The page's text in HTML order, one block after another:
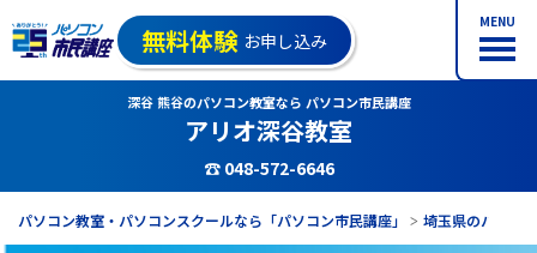
MENU
無料体験 お申し込み
深谷 熊谷のパソコン教室なら パソコン市民講座
アリオ深谷教室
☎ 048-572-6646
パソコン教室・パソコンスクールなら「パソコン市民講座」 埼玉県のパソコ